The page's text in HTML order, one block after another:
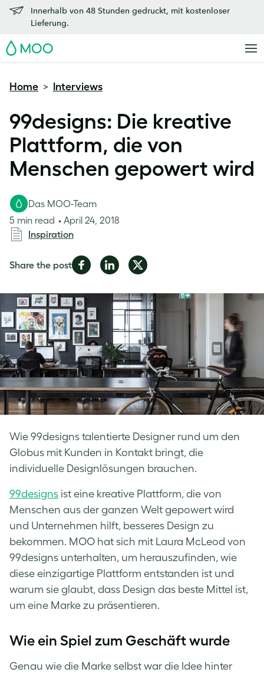
Innerhalb von 48 Stunden gedruckt, mit kostenloser
Lieferung.
MOO
Home > Interviews
99designs: Die kreative
Plattform, die von
Menschen gepowert wird
Das MOO-Team
5 min read
April 24, 2018
Inspiration
Share the postShare
Facebook
Share
LinkedIn
Share
Twitter
Wie 99designs talentierte Designer rund um den
Globus mit Kunden in Kontakt bringt, die
individuelle Designlösungen brauchen.
99designs ist eine kreative Plattform, die von
Menschen aus der ganzen Welt gepowert wird
und Unternehmen hilft, besseres Design zu
bekommen. MOO hat sich mit Laura McLeod von
99designs unterhalten, um herauszufinden, wie
diese einzigartige Plattform entstanden ist und
warum sie glaubt, dass Design das beste Mittel ist,
um eine Marke zu präsentieren.
Wie ein Spiel zum Geschäft wurde
Genau wie die Marke selbst war die Idee hinter